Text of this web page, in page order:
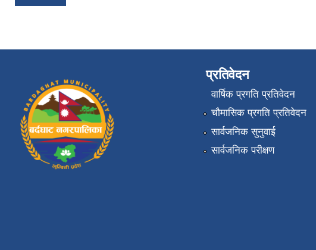
प्रतिवेदन
वार्षिक प्रगति प्रतिवेदन
चौमासिक प्रगति प्रतिवेदन
सार्वजनिक सुनुवाई
सार्वजनिक परीक्षण